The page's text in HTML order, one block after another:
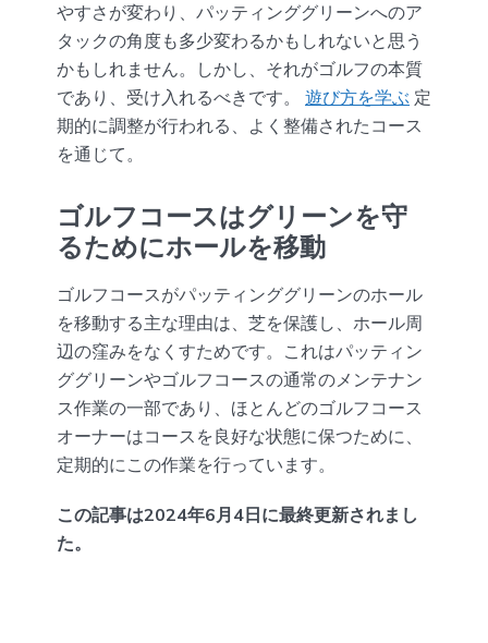
やすさが変わり、パッティンググリーンへのア
タックの角度も多少変わるかもしれないと思う
かもしれません。しかし、それがゴルフの本質
であり、受け入れるべきです。 遊び方を学ぶ 定
期的に調整が行われる、よく整備されたコース
を通じて。
ゴルフコースはグリーンを守
るためにホールを移動
ゴルフコースがパッティンググリーンのホール
を移動する主な理由は、芝を保護し、ホール周
辺の窪みをなくすためです。これはパッティン
ググリーンやゴルフコースの通常のメンテナン
ス作業の一部であり、ほとんどのゴルフコース
オーナーはコースを良好な状態に保つために、
定期的にこの作業を行っています。
この記事は2024年6月4日に最終更新されまし
た。